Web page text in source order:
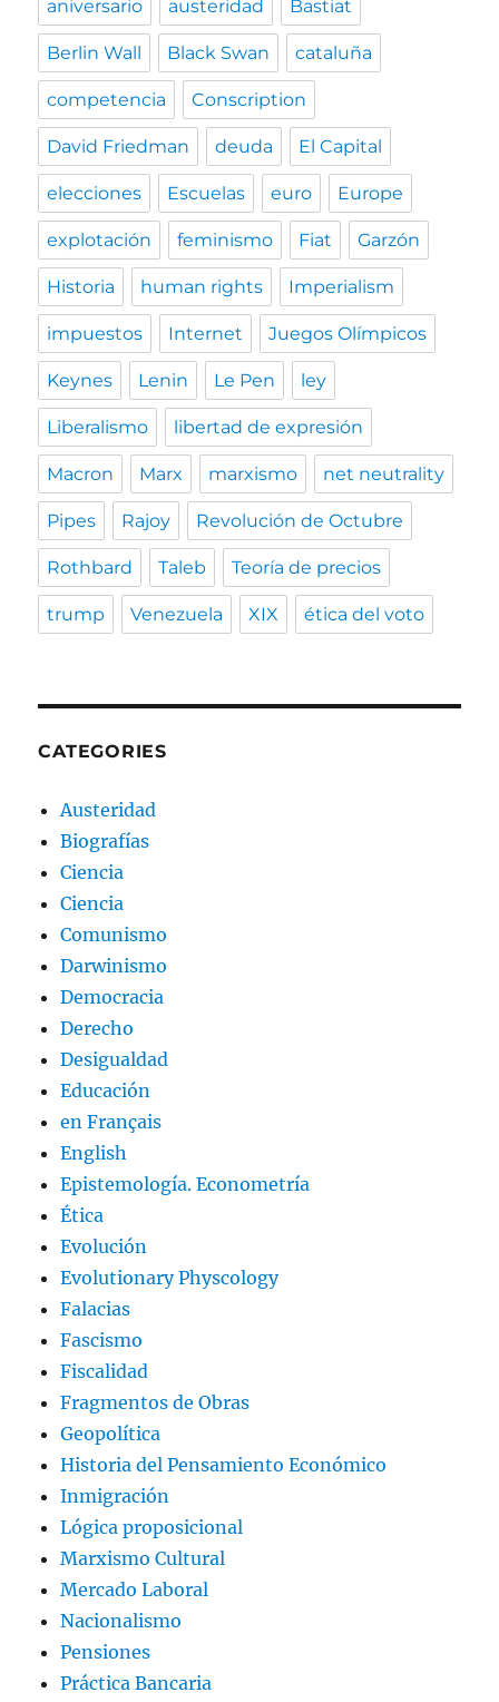
aniversario austeridad Bastiat
Berlin Wall Black Swan cataluña
competencia Conscription
David Friedman deuda El Capital
elecciones Escuelas euro Europe
explotación feminismo Fiat Garzón
Historia human rights Imperialism
impuestos Internet Juegos Olímpicos
Keynes Lenin Le Pen ley
Liberalismo libertad de expresión
Macron Marx marxismo net neutrality
Pipes Rajoy Revolución de Octubre
Rothbard Taleb Teoría de precios
trump Venezuela XIX ética del voto
CATEGORIES
Austeridad
Biografías
Ciencia
Ciencia
Comunismo
Darwinismo
Democracia
Derecho
Desigualdad
Educación
en Français
English
Epistemología. Econometría
Ética
Evolución
Evolutionary Physcology
Falacias
Fascismo
Fiscalidad
Fragmentos de Obras
Geopolítica
Historia del Pensamiento Económico
Inmigración
Lógica proposicional
Marxismo Cultural
Mercado Laboral
Nacionalismo
Pensiones
Práctica Bancaria